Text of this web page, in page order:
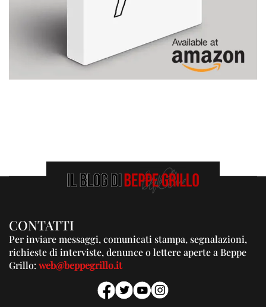
CONTATTI
Per inviare messaggi, comunicati stampa, segnalazioni,
richieste di interviste, denunce o lettere aperte a Beppe
Grillo:web@beppegrillo.it